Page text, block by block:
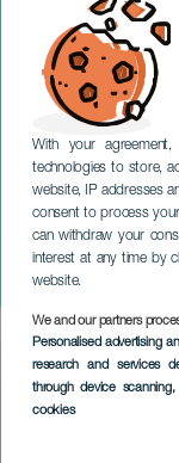
With your
technologies to store,
website, IP addresses
consent to process
can withdraw your
interest at any time by
website.
We and our partners
Personalised advertising
research and services
through device scanning,
cookies
TENERIFE
Imagen
Listado